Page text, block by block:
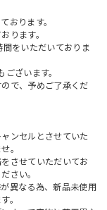
おります。
ります。
をいただいておりま
ざいます。
で、予めご了承くだ
ンセルとさせていた
。
させていただいてお
さい。
異なる為、新品未使用
。